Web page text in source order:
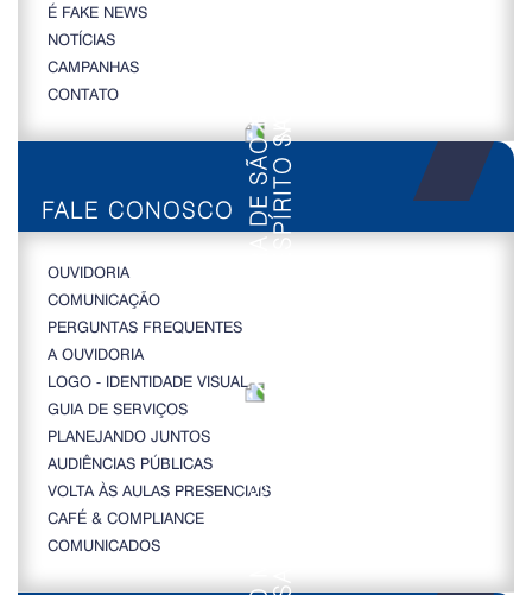
É FAKE NEWS
NOTÍCIAS
CAMPANHAS
CONTATO
FALE CONOSCO
OUVIDORIA
COMUNICAÇÃO
PERGUNTAS FREQUENTES
A OUVIDORIA
LOGO - IDENTIDADE VISUAL
GUIA DE SERVIÇOS
PLANEJANDO JUNTOS
AUDIÊNCIAS PÚBLICAS
VOLTA ÀS AULAS PRESENCIAIS
CAFÉ & COMPLIANCE
COMUNICADOS